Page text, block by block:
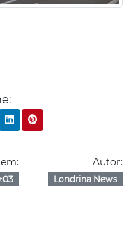
Autor:
Londrina News